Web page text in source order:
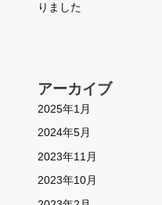
りました
アーカイブ
2025年1月
2024年5月
2023年11月
2023年10月